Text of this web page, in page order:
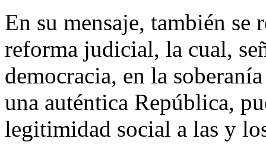
En su mensaje, también
reforma judicial, la cual,
democracia, en la
una auténtica República,
legitimidad social a las y